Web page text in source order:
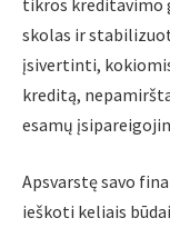
skolas ir
įsivertinti,
kreditą,
esamų
Apsvarstę savo
ieškoti keliais